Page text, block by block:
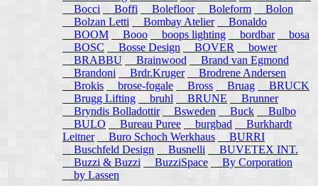
Bocci
Boffi Bolefloor Boleform
Bolon
Bolzan Letti
Bombay Atelier
Bonaldo
BOOM
Booo boops lighting bordbar
bosa
BOSC
Bosse Design BOVER
bower
BRABBU
Brainwood
Brand van Egmond
Brandoni
Brdr.Kruger
Brodrene Andersen
Brokis
brose-fogale Bross Bruag
BRUCK
Brugg Lifting
bruhl BRUNE
Brunner
Bryndis Bolladottir
Bsweden Buck
Bulbo
BULO
Bureau Puree burgbad
Burkhardt
Leitner
Buro Schoch Werkhaus
BURRI
Buschfeld Design
Busnelli
BUVETEX INT.
Buzzi & Buzzi
BuzziSpace By Corporation
by Lassen